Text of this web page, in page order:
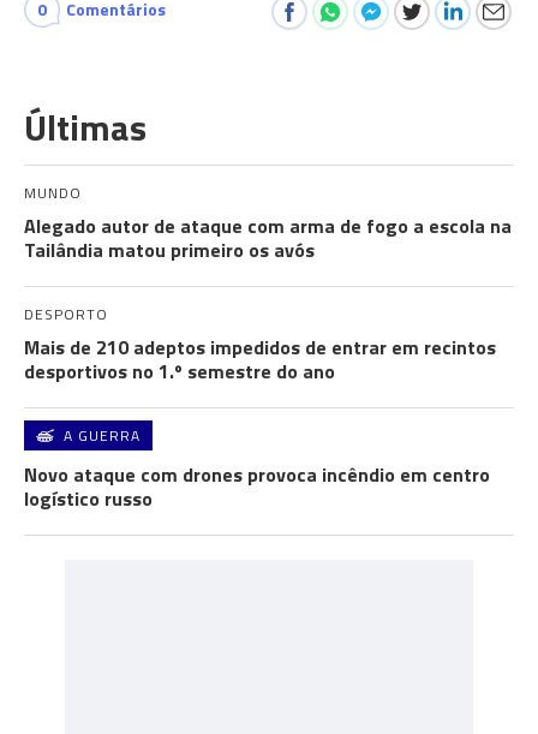
0 Comentários
Últimas
MUNDO
Alegado autor de ataque com arma de fogo a escola na
Tailândia matou primeiro os avós
DESPORTO
Mais de 210 adeptos impedidos de entrar em recintos
desportivos no 1.º semestre do ano
A GUERRA
Novo ataque com drones provoca incêndio em centro
logístico russo